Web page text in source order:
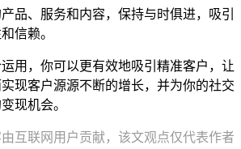
品、服务和内容，保持与时俱进，吸引
信赖。
用，你可以更有效地吸引精准客户，让
现客户源源不断的增长，并为你的社交
现机会。
互联网用户贡献，该文观点仅代表作者